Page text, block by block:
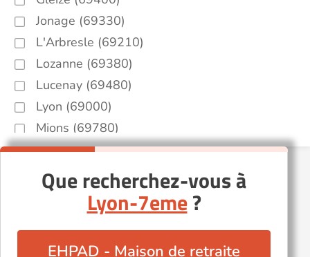
Jonage (69330)
L'Arbresle (69210)
Lozanne (69380)
Lucenay (69480)
Lyon (69000)
Mions (69780)
Morancé (69480)
Rillieux-la-Pape (69140)
Saint-Cyr-au-Mont-d'Or (69450)
Saint-Priest (69800)
Simandres (69360)
Que recherchez-vous à
Lyon-7eme?
EHPAD - Maison de retraite